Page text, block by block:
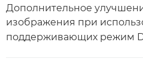
Дополнительное
изображения при
поддерживающих режим